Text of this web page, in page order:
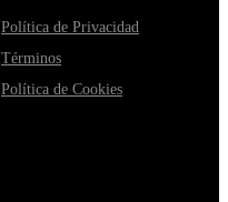
Política de Privacidad
Términos
Política de Cookies